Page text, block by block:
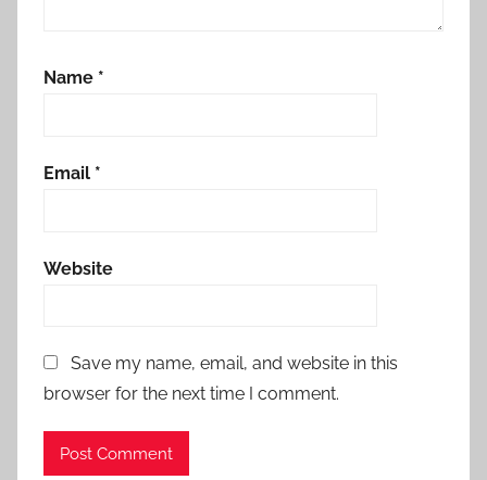
Name *
Email *
Website
Save my name, email, and website in this
browser for the next time I comment.